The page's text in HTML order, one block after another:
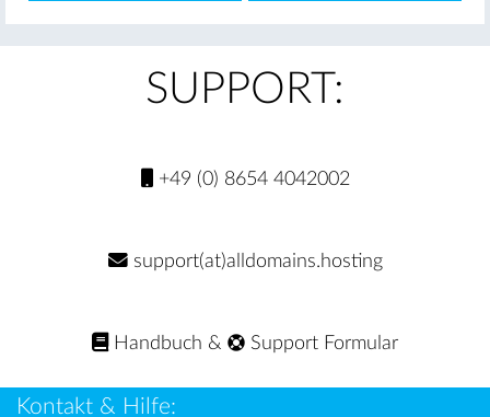
SUPPORT:
+49 (0) 8654 4042002
support(at)alldomains.hosting
Handbuch & Support Formular
Kontakt & Hilfe: